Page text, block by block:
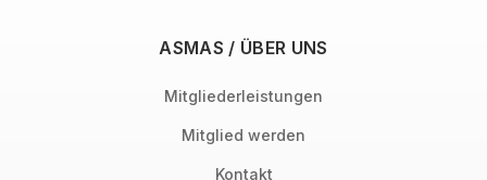
ASMAS / ÜBER UNS
Mitgliederleistungen
Mitglied werden
Kontakt